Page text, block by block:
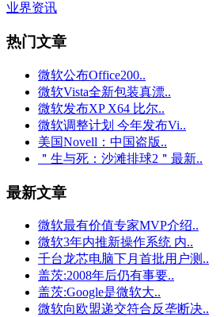
业界资讯
热门文章
微软公布Office200..
微软Vista全新包装真漂..
微软发布XP X64 比尔..
微软调整计划 今年发布Vi..
美国Novell：中国盗版..
＂生与死：沙滩排球2＂最新..
最新文章
微软最有价值专家MVP介绍..
微软3年内推新操作系统 内..
千台龙芯电脑下月首批用户测..
盖茨:2008年后仍有事要..
盖茨:Google是微软大..
微软向欧盟递交符合反垄断决..